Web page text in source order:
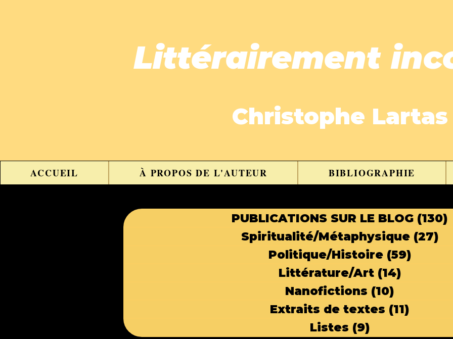
Littérairement
Christophe Lartas
ACCUEIL À PROPOS DE L'AUTEUR BIBLIOGRAPHIE
PUBLICATIONS SUR LE BLOG (130)
Spiritualité/Métaphysique (27)
Politique/Histoire (59)59
Littérature/Art (14)14 posts
Nanofictions (10)
Extraits de textes (11)
Listes (9)9 posts